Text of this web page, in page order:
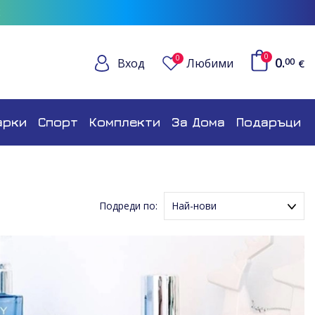
Вход 0 Любими 0 0.00 €
Спорт Комплекти За Дома Подаръци
Подреди по: Най-нови
Име (Низходящ ред)
Цена (Възходящ ред)
Цена (Низходящ ред)